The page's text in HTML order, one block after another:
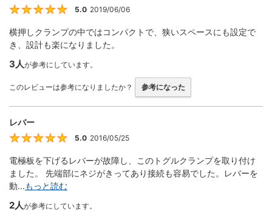
5
5.0 2019/06/06
横押しクランプの中ではコンパクトで、狭いスペースにも設定で
き、設計も楽になりました。
3人が参考にしています。
このレビューは参考になりましたか？ 参考になった
レバー
5
5.0 2016/05/25
電極板を下げるレバーが故障し、このトグルクランプを取り付け
ました。 先端部にネジがきってあり接続も容易でした。レバーを
動...もっと読む
2人が参考にしています。